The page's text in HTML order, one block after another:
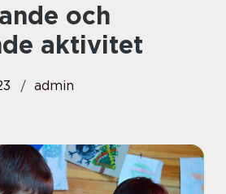
och
aktivitet
admin